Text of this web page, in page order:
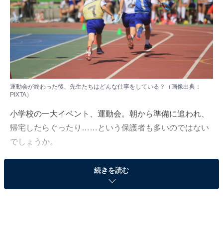
運動会が終わった後、先生たちはどんな仕事をしている？（画像出典：
PIXTA）
小学校の一大イベント、運動会。朝から準備に追われ、
帰宅したらぐったり……という保護者も多いのではない
でしょうか。
一方で、近年は午前中で運動会が終わる学校が増えてい
るため、学校に残っている先生たちは午後からも仕事を
続きを読む